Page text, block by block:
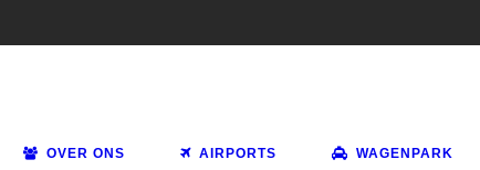
OVER ONS AIRPORTS WAGENPARK